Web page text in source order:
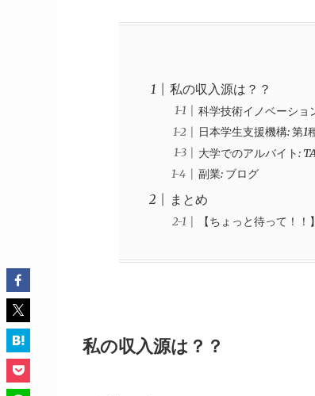
私の収入源は？？
科学技術イノベーショ
日本学生支援機構: 第1
大学でのアルバイト:
副業: ブログ
まとめ
【ちょっと待って！
私の収入源は？？